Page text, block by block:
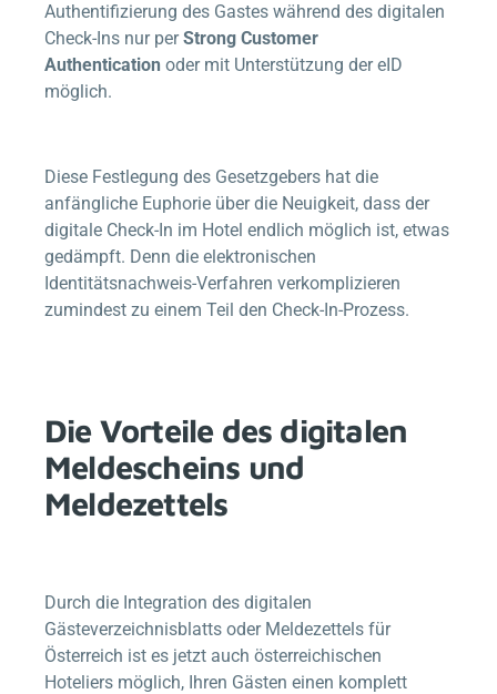
Authentifizierung des Gastes während des digitalen
Check-Ins nur perStrong Customer
Authentication oder mit Unterstützung der eID
möglich.
Diese Festlegung des Gesetzgebers hat die
anfängliche Euphorie über die Neuigkeit, dass der
digitale Check-In im Hotel endlich möglich ist, etwas
gedämpft. Denn die elektronischen
Identitätsnachweis-Verfahren verkomplizieren
zumindest zu einem Teil den Check-In-Prozess.
Die Vorteile des digitalen
Meldescheins und
Meldezettels
Durch die Integration des digitalen
Gästeverzeichnisblatts oder Meldezettels für
Österreich ist es jetzt auch österreichischen
Hoteliers möglich, Ihren Gästen einen komplett